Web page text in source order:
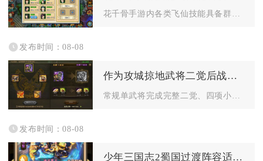
发布时间：08-08
作为攻城掠地武将二觉后战斗力提升多少
发布时间：08-08
少年三国志2蜀国过渡阵容适合哪些平民玩家